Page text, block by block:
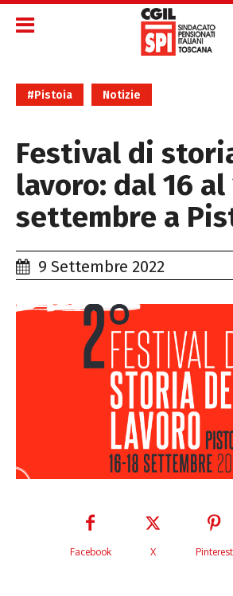
#Pistoia Notizie
Festival di
lavoro: dal 16 al
settembre a
9 Settembre 2022
Facebook X Pinterest